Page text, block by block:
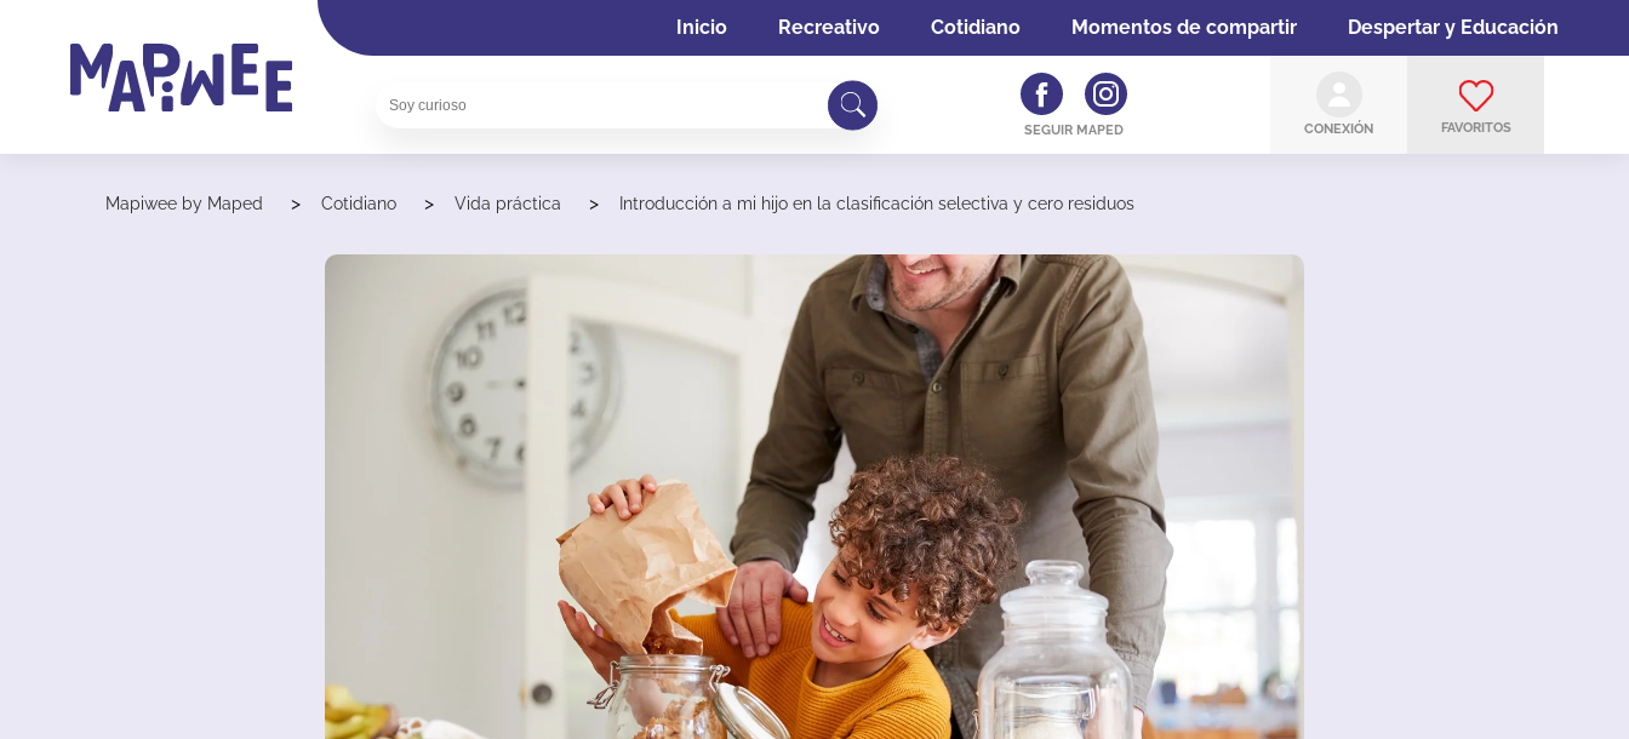
Inicio Recreativo Cotidiano Momentos de compartir Despertar y Educación
SEGUIR MAPED CONEXIÓN FAVORITOS
Mapiwee by Maped > Cotidiano > Vida práctica > Introducción a mi hijo en la clasificación selectiva y cero residuos